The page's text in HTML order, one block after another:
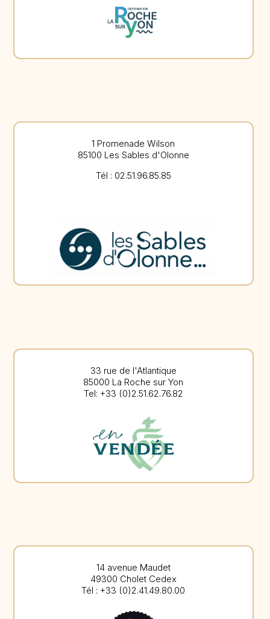
1 Promenade Wilson
85100 Les Sables d'Olonne
Tél : 02.51.96.85.85
33 rue de l'Atlantique
85000 La Roche sur Yon
Tel: +33 (0)2.51.62.76.82
14 avenue Maudet
49300 Cholet Cedex
Tél : +33 (0)2.41.49.80.00